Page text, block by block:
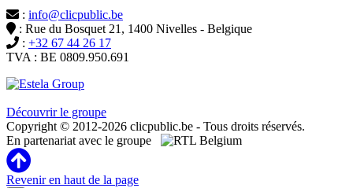
: info@clicpublic.be
: Rue du Bosquet 21, 1400 Nivelles - Belgique
: +32 67 44 26 17
TVA : BE 0809.950.691
Découvrir le groupe
Copyright © 2012-2026 clicpublic.be - Tous droits réservés.
En partenariat avec le groupe
Revenir en haut de la page